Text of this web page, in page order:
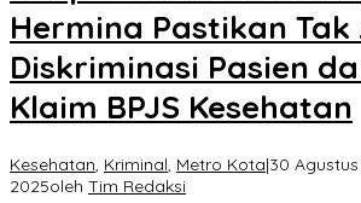
Hermina Pastikan Tak
Diskriminasi Pasien
Klaim BPJS Kesehatan
Kesehatan, Kriminal, Metro Kota|30
2025oleh Tim Redaksi